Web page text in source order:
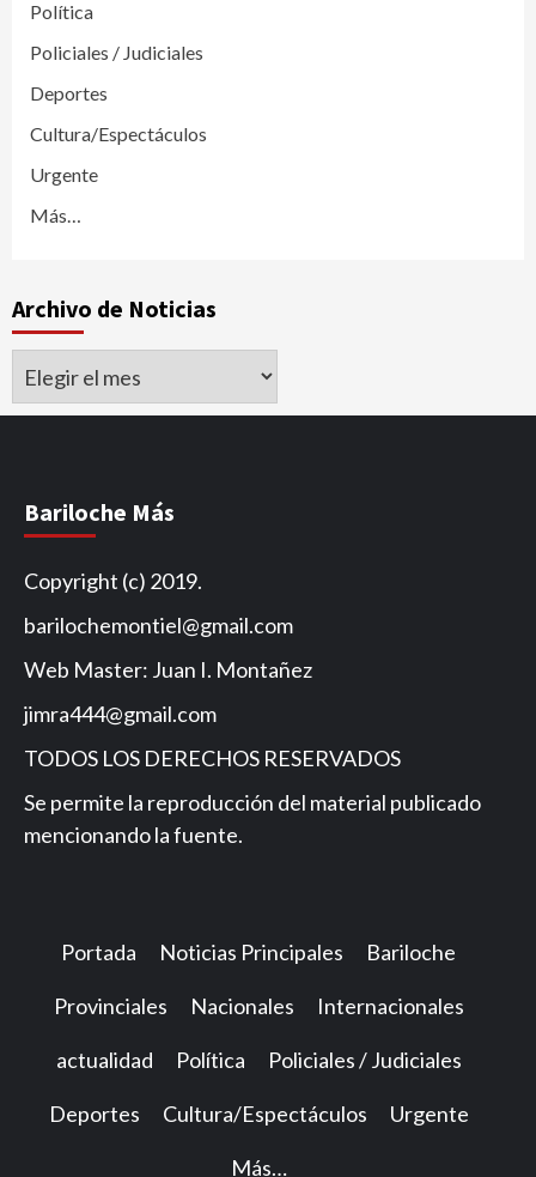
Política
Policiales / Judiciales
Deportes
Cultura/Espectáculos
Urgente
Más…
Archivo de Noticias
Archivo
de
Bariloche Más
Copyright (c) 2019.
barilochemontiel@gmail.com
Web Master: Juan I. Montañez
jimra444@gmail.com
TODOS LOS DERECHOS RESERVADOS
Se permite la reproducción del material publicado
mencionando la fuente.
Portada Noticias Principales Bariloche
Provinciales Nacionales Internacionales
actualidad Política Policiales / Judiciales
Deportes Cultura/Espectáculos Urgente
Más…